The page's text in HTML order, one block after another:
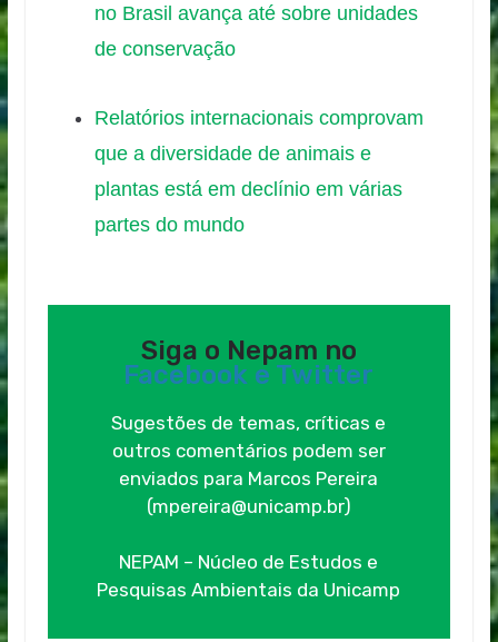
no Brasil avança até sobre unidades
de conservação
Relatórios internacionais comprovam
que a diversidade de animais e
plantas está em declínio em várias
partes do mundo
Siga o Nepam no
Facebook e Twitter
Sugestões de temas, críticas e
outros comentários podem ser
enviados para Marcos Pereira
(mpereira@unicamp.br)
NEPAM – Núcleo de Estudos e
Pesquisas Ambientais da Unicamp